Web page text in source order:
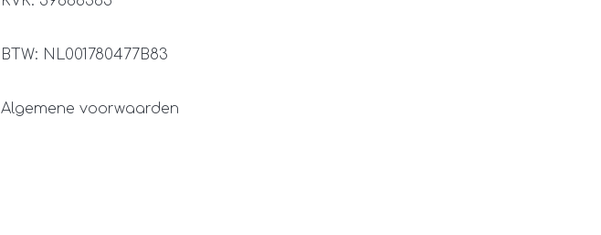
BTW: NL001780477B83
Algemene voorwaarden